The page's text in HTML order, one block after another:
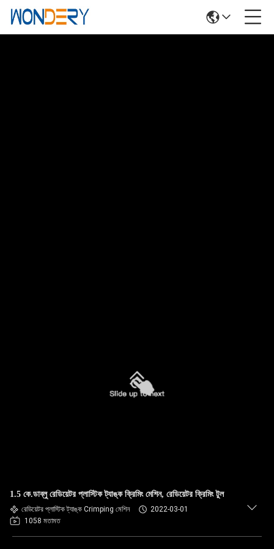
1.5 কে.ডাব্লু রেডিয়েটর প্লাস্টিক ট্যাঙ্ক ক্রিমিং মেশিন, রেডিয়েটর ক্রিমিং টুল
রেডিয়েটর প্লাস্টিক ট্যাঙ্ক Crimping মেশিন
2022-03-01
1058 মতামত